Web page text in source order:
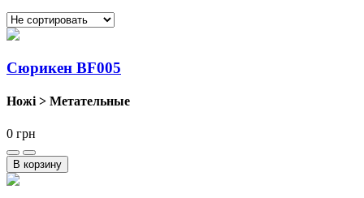
Cюрикен BF005
Ножі > Метательные
0 грн
В корзину